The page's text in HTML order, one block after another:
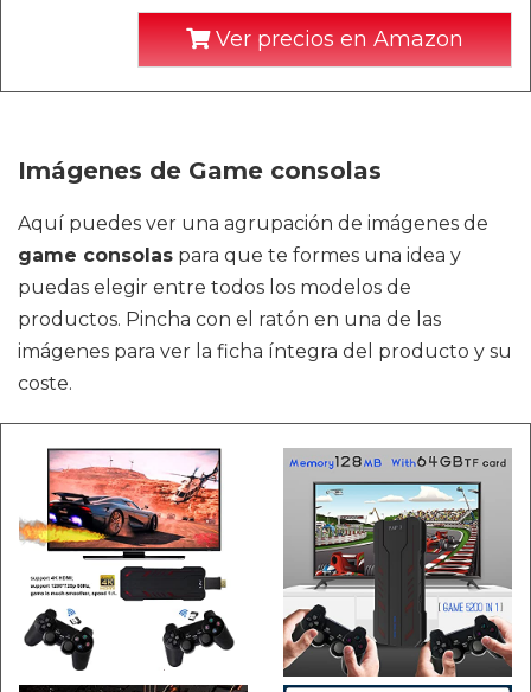
Ver precios en Amazon
Imágenes de Game consolas
Aquí puedes ver una agrupación de imágenes de
game consolas para que te formes una idea y
puedas elegir entre todos los modelos de
productos. Pincha con el ratón en una de las
imágenes para ver la ficha íntegra del producto y su
coste.